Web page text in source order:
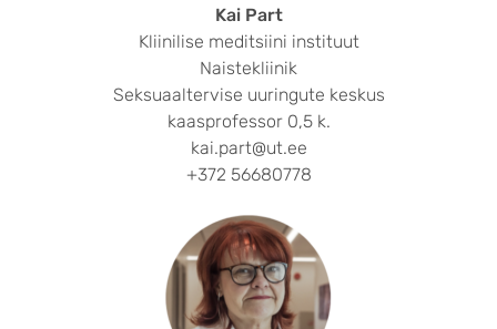
Kai Part
Kliinilise meditsiini instituut
Naistekliinik
Seksuaaltervise uuringute keskus
kaasprofessor 0,5 k.
kai.part@ut.ee
+372 56680778